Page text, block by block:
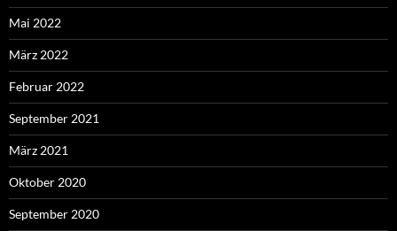
Mai 2022
März 2022
Februar 2022
September 2021
März 2021
Oktober 2020
September 2020